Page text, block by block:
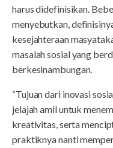
harus didefinisikan.
menyebutkan,
kesejahteraan
masalah sosial yang
berkesinambungan.
“Tujuan dari inovasi
jelajah amil untuk
kreativitas, serta
praktiknya nanti